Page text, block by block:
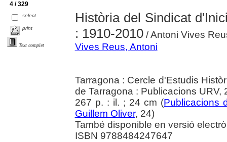
4 / 329
select
print
Text complet
Història del Sindicat
: 1910-2010/ Antoni Vives
Vives Reus, Antoni
Tarragona : Cercle d'Estudis
de Tarragona : Publicacions URV,
267 p. : il. ; 24 cm (Publicacions
Guillem Oliver, 24)
També disponible en versió
ISBN 9788484247647